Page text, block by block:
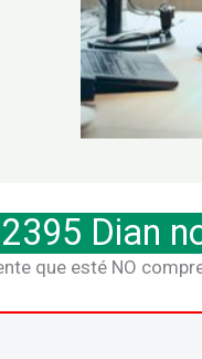
Dian
que esté NO